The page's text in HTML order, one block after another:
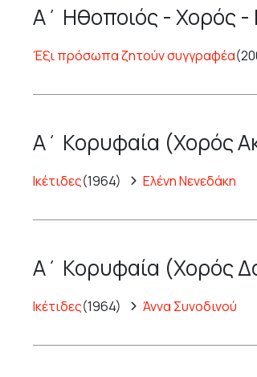
Α΄ Ηθοποιός - Χορός
Έξι πρόσωπα ζητούν συγγραφέα
Α΄ Κορυφαία (Χορός
Ικέτιδες(1964) Ελένη Νενεδάκη
Α΄ Κορυφαία (Χορός
Ικέτιδες(1964) Άννα Συνοδινού